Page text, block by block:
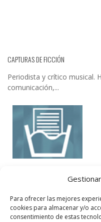
Para ofrecer las mejores
cookies para almacenar y/o
consentimiento de estas
CAPTURAS DE FICCIÓN
Periodista y crítico musical.
comunicación,...